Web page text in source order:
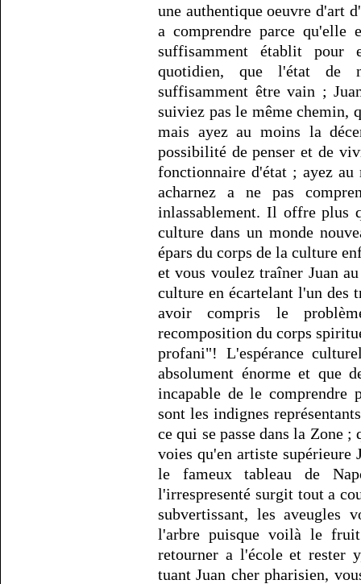
une authentique oeuvre d'art
a comprendre parce qu'elle
suffisamment établit pour
quotidien, que l'état de
suffisamment être vain ;
suiviez pas le même chemin,
mais ayez au moins la
possibilité de penser et de
fonctionnaire d'état ; ayez
acharnez a ne pas
inlassablement. Il offre plus
culture dans un monde
épars du corps de la culture
et vous voulez traîner Juan
culture en écartelant l'un des
avoir compris le
recomposition du corps
profani"! L'espérance
absolument énorme et que
incapable de le comprendre
sont les indignes
ce qui se passe dans la Zone
voies qu'en artiste supérieure
le fameux tableau de
l'irrespresenté surgit tout a
subvertissant, les aveugles
l'arbre puisque voilà le
retourner a l'école et rester
tuant Juan cher pharisien,